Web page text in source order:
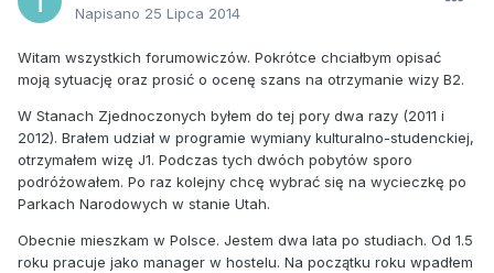
Napisano 25 Lipca 2014
Witam wszystkich forumowiczów. Pokrótce chciałbym opisać
moją sytuację oraz prosić o ocenę szans na otrzymanie wizy B2.
W Stanach Zjednoczonych byłem do tej pory dwa razy (2011 i
2012). Brałem udział w programie wymiany kulturalno-studenckiej,
otrzymałem wizę J1. Podczas tych dwóch pobytów sporo
podróżowałem. Po raz kolejny chcę wybrać się na wycieczkę po
Parkach Narodowych w stanie Utah.
Obecnie mieszkam w Polsce. Jestem dwa lata po studiach. Od 1.5
roku pracuje jako manager w hostelu. Na początku roku wpadłem